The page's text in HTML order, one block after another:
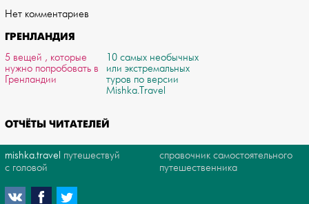
Нет комментариев
ГРЕНЛАНДИЯ
5 вещей , которые
нужно попробовать в
Гренландии
10 самых необычных
или экстремальных
туров по версии
Mishka.Travel
ОТЧЁТЫ ЧИТАТЕЛЕЙ
mishka.travel путешествуй
с головой
справочник самостоятельного
путешественника